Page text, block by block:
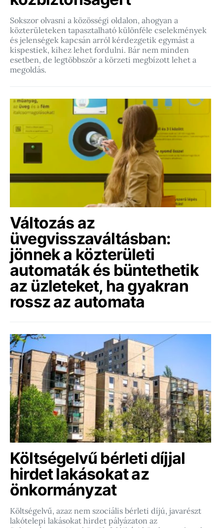
Sokszor olvasni a közösségi oldalon, ahogyan a
közterületeken tapasztalható különféle cselekmények
és jelenségek kapcsán arról kérdezgetik egymást a
kispestiek, kihez lehet fordulni. Bár nem minden
esetben, de legtöbbször a körzeti megbízott lehet a
megoldás.
Változás az
üvegvisszaváltásban:
jönnek a közterületi
automaták és büntethetik
az üzleteket, ha gyakran
rossz az automata
Költségelvű bérleti díjjal
hirdet lakásokat az
önkormányzat
Költségelvű, azaz nem szociális bérleti díjú, javarészt
lakótelepi lakásokat hirdet pályázaton az